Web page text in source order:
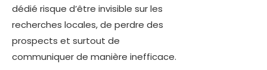
dédié risque d’être invisible sur les
recherches locales, de perdre des
prospects et surtout de
communiquer de manière inefficace.